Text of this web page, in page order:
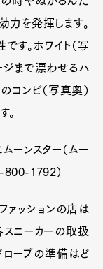
Cars
力を発揮します。
す。ホワイト（写
ジまで漂わせるハ
コンビ（写真奥）
。
ーンスター（ムー
800-1792）
ァッションの店は
スニーカーの取扱
ローブの準備はど